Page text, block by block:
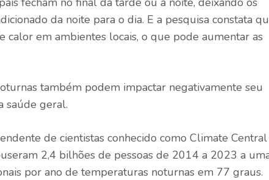
da noite para o dia. E a pesquisa constata
calor em ambientes locais, o que pode aumentar as
também podem impactar negativamente seu
saúde geral.
de cientistas conhecido como Climate Central
2,4 bilhões de pessoas de 2014 a 2023 a
por ano de temperaturas noturnas em 77 graus.